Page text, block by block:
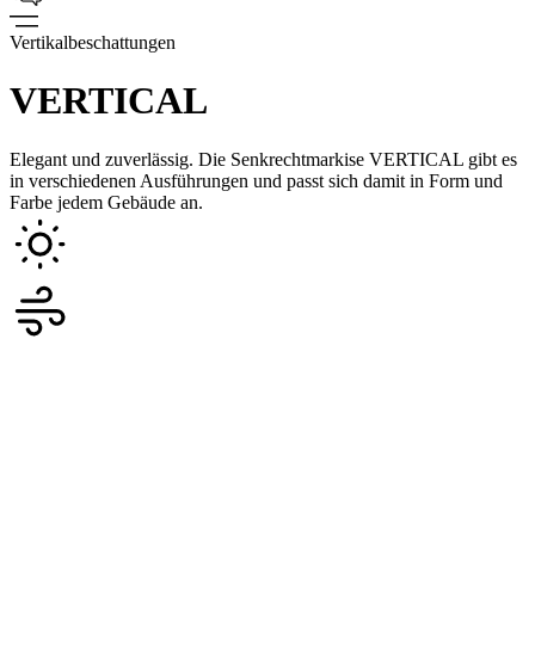
Vertikalbeschattungen
VERTICAL
Elegant und zuverlässig. Die Senkrechtmarkise VERTICAL gibt es
in verschiedenen Ausführungen und passt sich damit in Form und
Farbe jedem Gebäude an.